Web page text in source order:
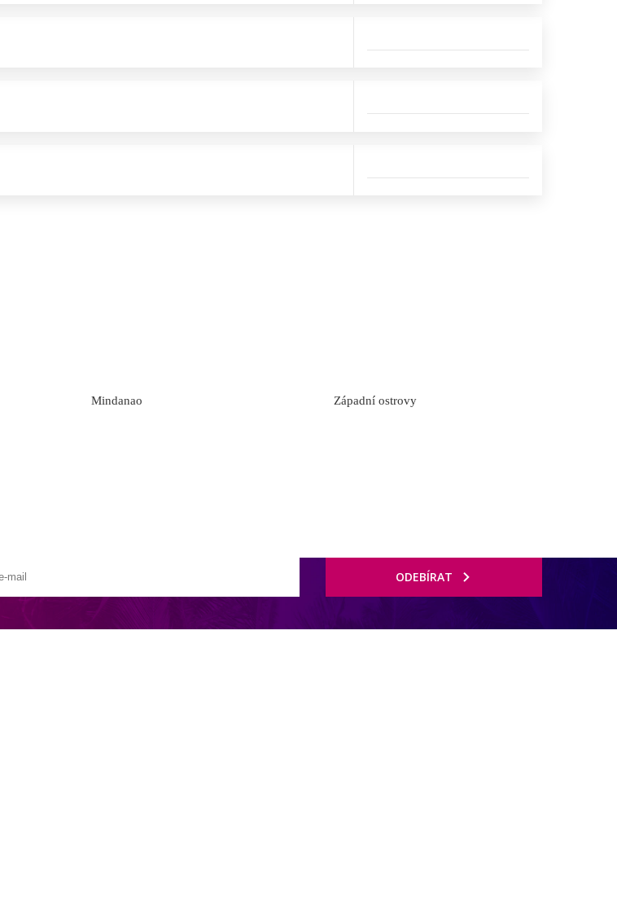
Mindanao Západní ostrovy
ODEBÍRAT